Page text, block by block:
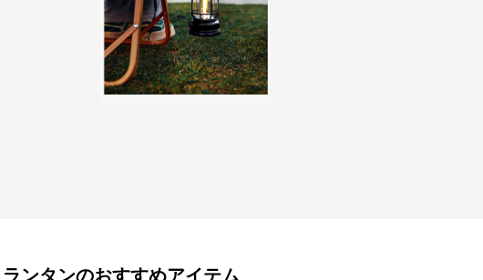
ランタンのおすすめアイテム